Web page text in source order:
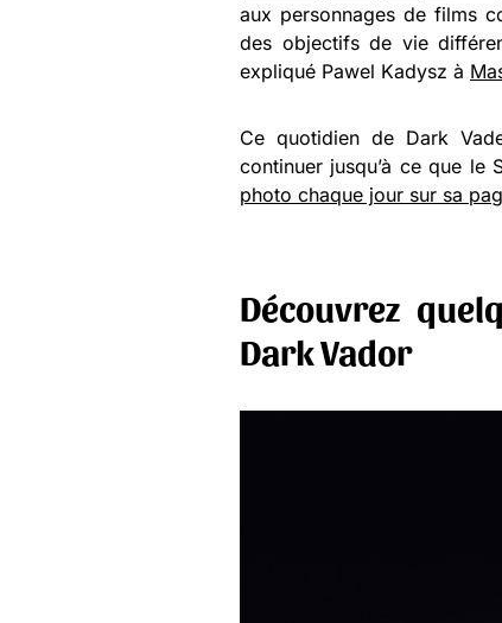
aux personnages de films
des objectifs de vie
expliqué Pawel Kadysz à
Ce quotidien de Dark
continuer jusqu’à ce que le
photo chaque jour sur sa
Découvrez
Dark Vador